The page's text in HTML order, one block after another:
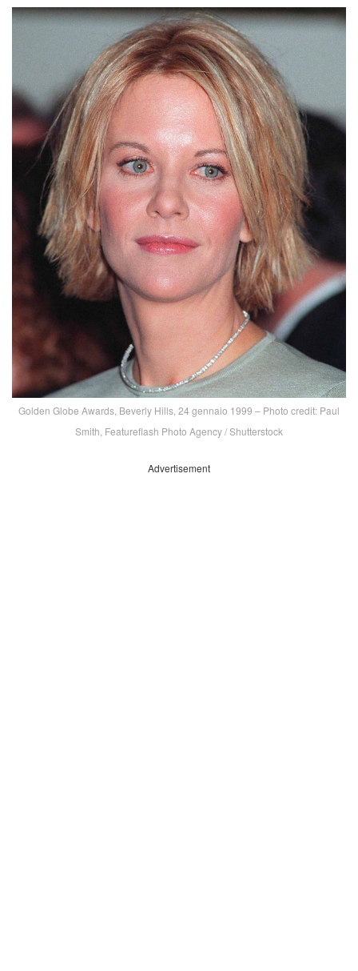
Golden Globe Awards, Beverly Hills, 24 gennaio 1999 – Photo credit: Paul
Smith, Featureflash Photo Agency / Shutterstock
Advertisement